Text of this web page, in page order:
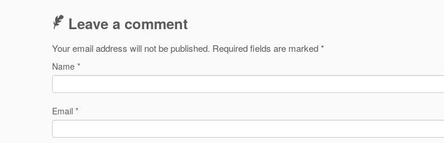
Leave a comment
Your email address will not be published. Required fields are marked*
Name *
Email *